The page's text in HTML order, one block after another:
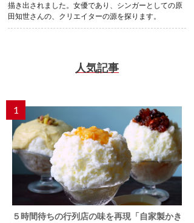
描き出されました。女優であり、シンガーとしての原
田知世さんの、クリエイターの源を探ります。
人気記事
1
５時間待ちの行列店の味を再現「自家製かき